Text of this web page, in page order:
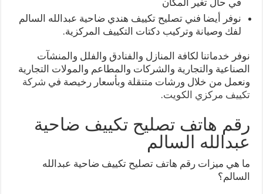
نوفر أيضا فني تصليح تكييف هندي ضاحية عبدالله السالم
لفك وصيانة وتركيب دكتات التكييف المركزية.
نوفر خدماتنا لكافة المنازل والفنادق والفلل والمنشآت
الصناعية والتجارية والشركات والمطاعم والمولات التجارية
ونعمل من خلال ورشات متنقلة وبأسعار رخيصة في شركة
تكييف مركزي الكويت.
رقم هاتف تصليح تكييف ضاحية
عبدالله السالم
ما هي ميزات رقم هاتف تصليح تكييف ضاحية عبدالله
السالم؟